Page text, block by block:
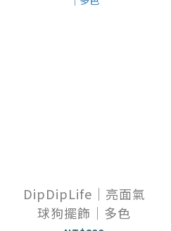
DipDipLife｜亮面氣
球狗擺飾｜多色